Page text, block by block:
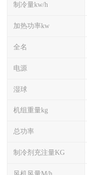
制冷量kw/h
加热功率kw
全名
电源
湿球
机组重量kg
总功率
制冷剂充注量KG